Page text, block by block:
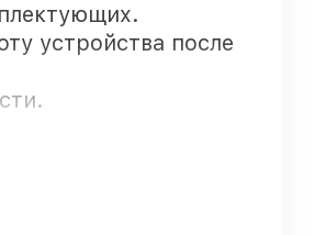
устройства после